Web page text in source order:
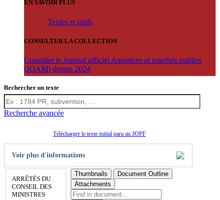
EN SAVOIR PLUS
Textes et tarifs
CONSULTER LA COLLECTION
Consulter le Journal officiel Annonces et marchés publics
(JOAM) depuis 2024
Rechercher un texte
Recherche avancée
Télécharger le texte initial paru au JOPF
Voir plus d'informations
ARRÊTÉS DU
CONSEIL DES
MINISTRES
Thumbnails
Document Outline
Attachments